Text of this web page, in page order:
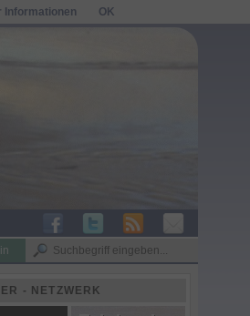
- NETZWERK
Informationen OK